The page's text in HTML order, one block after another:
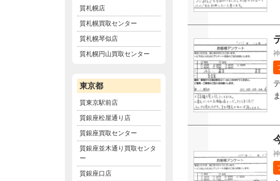
質札幌店
質札幌買取センター
質札幌琴似店
質札幌円山買取センター
東京都
質東京駅前店
質銀座松屋通り店
質銀座買取センター
質銀座並木通り買取センタ
ー
質銀座口店